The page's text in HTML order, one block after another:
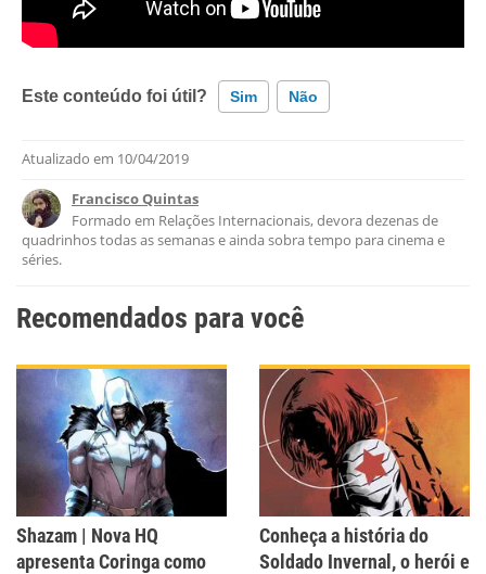
Este conteúdo foi útil? Sim Não
Este conteúdo contém informação incorreta
Este conteúdo não tem a informação que procuro
Outro
Atualizado em 10/04/2019
Francisco Quintas
Formado em Relações Internacionais, devora dezenas de
quadrinhos todas as semanas e ainda sobra tempo para cinema e
séries.
Recomendados para você
Shazam | Nova HQ
apresenta Coringa como
Conheça a história do
Soldado Invernal, o herói e